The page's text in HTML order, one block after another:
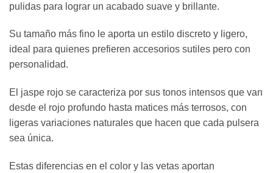
pulidas para lograr un acabado suave y brillante.
Su tamaño más fino le aporta un estilo discreto y ligero,
ideal para quienes prefieren accesorios sutiles pero con
personalidad.
El jaspe rojo se caracteriza por sus tonos intensos que van
desde el rojo profundo hasta matices más terrosos, con
ligeras variaciones naturales que hacen que cada pulsera
sea única.
Estas diferencias en el color y las vetas aportan